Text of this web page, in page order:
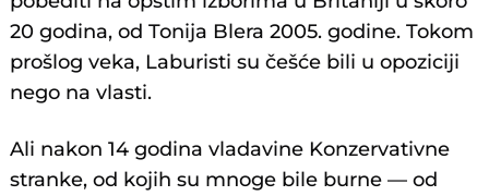
20 godina, od Tonija Blera 2005. godine. Tokom
prošlog veka, Laburisti su češće bili u opoziciji
nego na vlasti.
Ali nakon 14 godina vladavine Konzervativne
stranke, od kojih su mnoge bile burne — od